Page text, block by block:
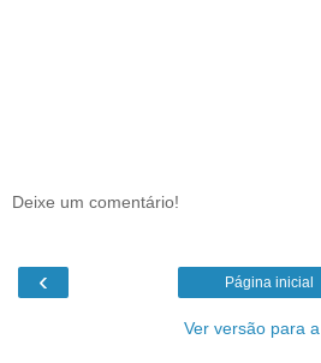
Deixe um comentário!
‹ Página inicial
Ver versão para